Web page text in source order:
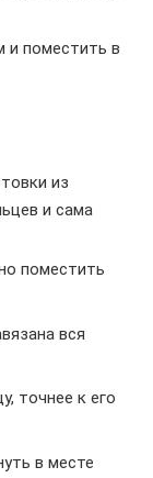
и поместить в
из
и сама
поместить
вся
точнее к его
в месте